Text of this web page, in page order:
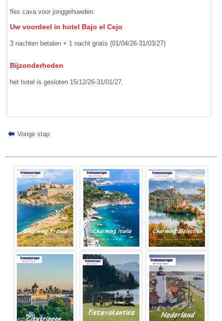
fles cava voor jonggehuwden.
Uw voordeel in hotel Bajo el Cejo
3 nachten betalen + 1 nacht gratis (01/04/26-31/03/27)
Bijzonderheden
het hotel is gesloten 15/12/26-31/01/27.
Vorige stap